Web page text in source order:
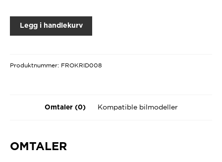
Legg i handlekurv
Produktnummer: FROKRID008
Omtaler (0) Kompatible bilmodeller
OMTALER